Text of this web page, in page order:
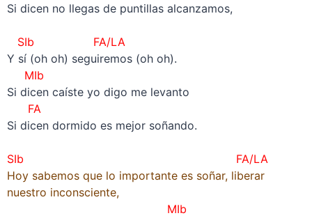
Si dicen no llegas de puntillas alcanzamos,
SIb FA/LA
Y sí (oh oh) seguiremos (oh oh).
MIb
Si dicen caíste yo digo me levanto
FA
Si dicen dormido es mejor soñando.
SIb
FA/LA
Hoy sabemos que lo importante es soñar, liberar
nuestro inconsciente,
MIb